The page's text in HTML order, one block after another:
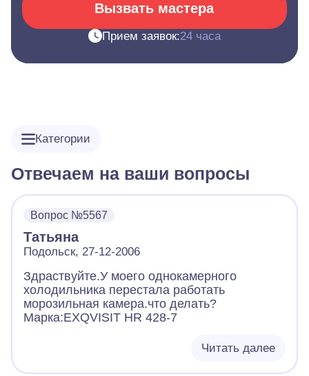
Вызвать мастера
Прием заявок:24 часа
Категории
Отвечаем на ваши вопросы
Вопрос №5567
Татьяна
Подольск, 27-12-2006
Здраствуйте.У моего однокамерного
холодильника перестала работать
морозильная камера.что делать?
Марка:EXQVISIT HR 428-7
Читать далее